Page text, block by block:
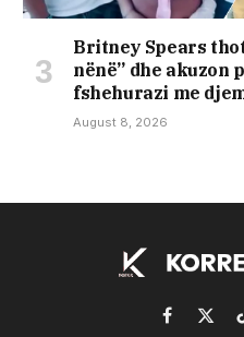
Britney Spears
nënë” dhe
fshehurazi me
August 8, 2026
Facebook
X